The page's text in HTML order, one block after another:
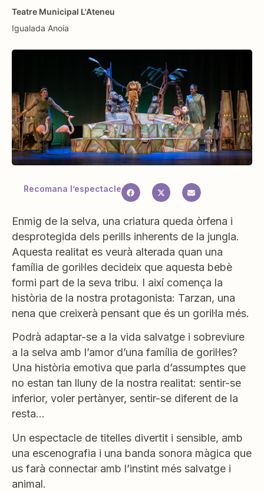
Teatre Municipal L'Ateneu
Igualada Anoia
Recomana l’espectacle
Enmig de la selva, una criatura queda òrfena i
desprotegida dels perills inherents de la jungla.
Aquesta realitat es veurà alterada quan una
família de goril·les decideix que aquesta bebè
formi part de la seva tribu. I així comença la
història de la nostra protagonista: Tarzan, una
nena que creixerà pensant que és un goril·la més.
Podrà adaptar-se a la vida salvatge i sobreviure
a la selva amb l’amor d’una família de goril·les?
Una història emotiva que parla d’assumptes que
no estan tan lluny de la nostra realitat: sentir-se
inferior, voler pertànyer, sentir-se diferent de la
resta…
Un espectacle de titelles divertit i sensible, amb
una escenografia i una banda sonora màgica que
us farà connectar amb l’instint més salvatge i
animal.